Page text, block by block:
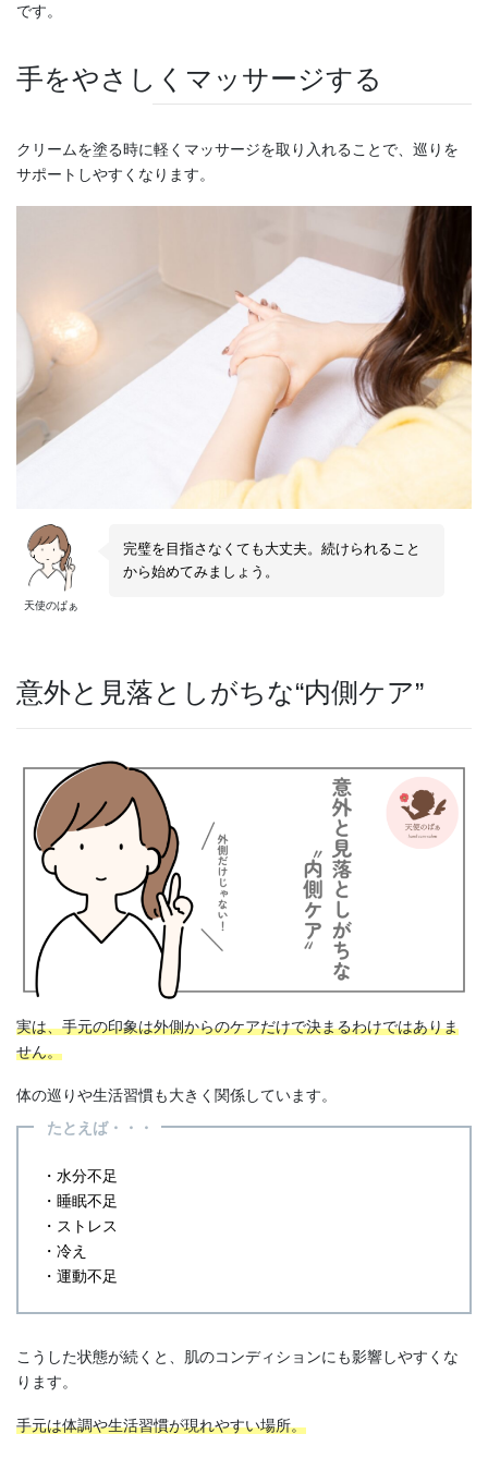
です。
手をやさしくマッサージする
クリームを塗る時に軽くマッサージを取り入れることで、巡りを
サポートしやすくなります。
天使のぱぁ
完璧を目指さなくても大丈夫。続けられること
から始めてみましょう。
意外と見落としがちな“内側ケア”
実は、手元の印象は外側からのケアだけで決まるわけではありま
せん。
体の巡りや生活習慣も大きく関係しています。
たとえば・・・
・水分不足
・睡眠不足
・ストレス
・冷え
・運動不足
こうした状態が続くと、肌のコンディションにも影響しやすくな
ります。
手元は体調や生活習慣が現れやすい場所。